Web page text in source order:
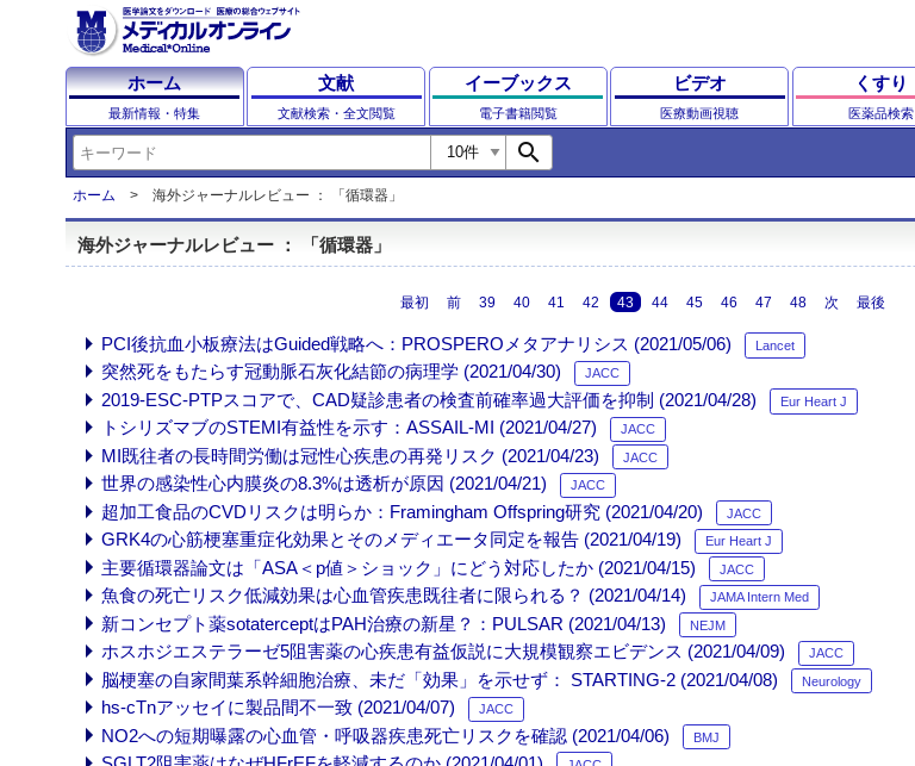
ホーム
最新情報・特集
文献
文献検索・全文閲覧
イーブックス
電子書籍閲覧
ビデオ
医療動画視聴
くすり
医薬品検索
search
ホーム 海外ジャーナルレビュー ： 「循環器」
海外ジャーナルレビュー ： 「循環器」
最初 前 39 40 41 42 43 44 45 46 47 48 次 最後
PCI後抗血小板療法はGuided戦略へ：PROSPEROメタアナリシス (2021/05/06) Lancet
突然死をもたらす冠動脈石灰化結節の病理学 (2021/04/30) JACC
2019-ESC-PTPスコアで、CAD疑診患者の検査前確率過大評価を抑制 (2021/04/28) Eur Heart J
トシリズマブのSTEMI有益性を示す：ASSAIL-MI (2021/04/27) JACC
MI既往者の長時間労働は冠性心疾患の再発リスク (2021/04/23) JACC
世界の感染性心内膜炎の8.3%は透析が原因 (2021/04/21) JACC
超加工食品のCVDリスクは明らか：Framingham Offspring研究 (2021/04/20) JACC
GRK4の心筋梗塞重症化効果とそのメディエータ同定を報告 (2021/04/19) Eur Heart J
主要循環器論文は「ASA＜p値＞ショック」にどう対応したか (2021/04/15) JACC
魚食の死亡リスク低減効果は心血管疾患既往者に限られる？ (2021/04/14) JAMA Intern Med
新コンセプト薬sotaterceptはPAH治療の新星？：PULSAR (2021/04/13) NEJM
ホスホジエステラーゼ5阻害薬の心疾患有益仮説に大規模観察エビデンス (2021/04/09) JACC
脳梗塞の自家間葉系幹細胞治療、未だ「効果」を示せず： STARTING-2 (2021/04/08) Neurology
hs-cTnアッセイに製品間不一致 (2021/04/07) JACC
NO2への短期曝露の心血管・呼吸器疾患死亡リスクを確認 (2021/04/06) BMJ